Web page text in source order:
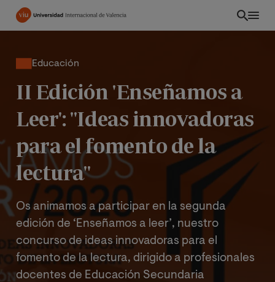
Pasar
CO
Educación
II Edición 'Enseñamos a
Leer': "Ideas innovadoras
para el fomento de la
lectura"
Os animamos a participar en la segunda
edición de ‘Enseñamos a leer’, nuestro
concurso de ideas innovadoras para el
fomento de la lectura, dirigido a profesionales
docentes de Educación Secundaria